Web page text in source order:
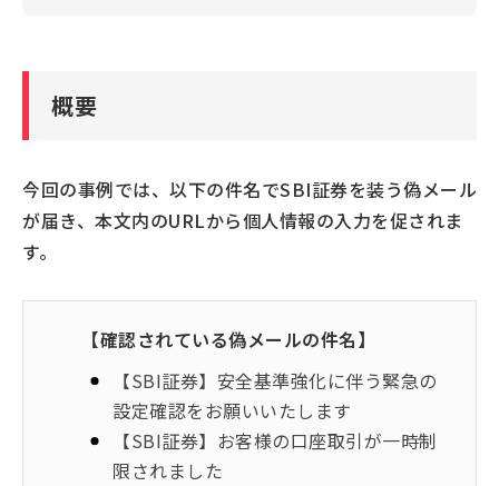
危険な迷惑メールや迷惑SMSをブロックする方法
概要
今回の事例では、以下の件名でSBI証券を装う偽メール
が届き、本文内のURLから個人情報の入力を促されま
す。
【確認されている偽メールの件名】
【SBI証券】安全基準強化に伴う緊急の
設定確認をお願いいたします
【SBI証券】お客様の口座取引が一時制
限されました